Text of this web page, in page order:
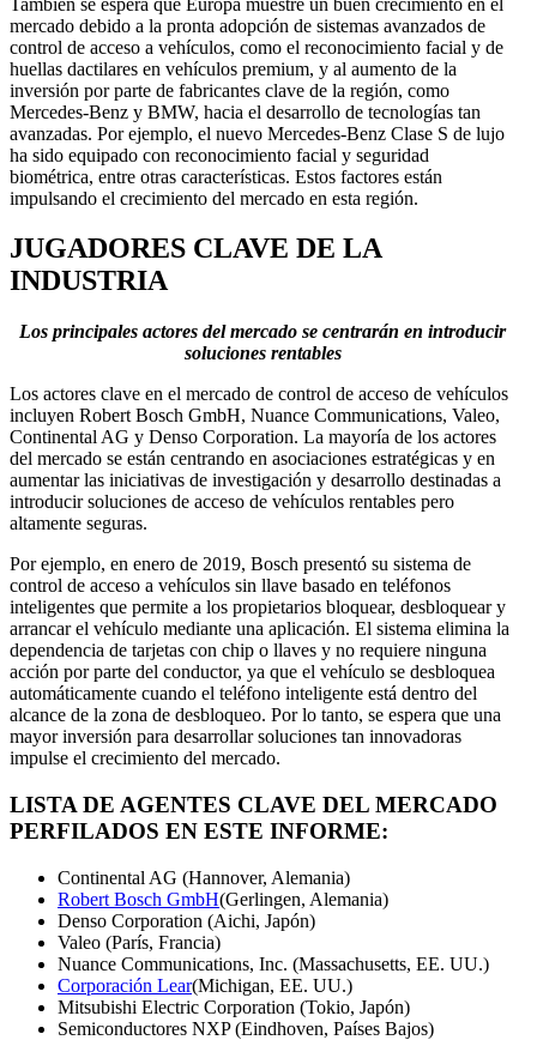
mercado debido a la pronta adopción de sistemas avanzados de
control de acceso a vehículos, como el reconocimiento facial y de
huellas dactilares en vehículos premium, y al aumento de la
inversión por parte de fabricantes clave de la región, como
Mercedes-Benz y BMW, hacia el desarrollo de tecnologías tan
avanzadas. Por ejemplo, el nuevo Mercedes-Benz Clase S de lujo
ha sido equipado con reconocimiento facial y seguridad
biométrica, entre otras características. Estos factores están
impulsando el crecimiento del mercado en esta región.
JUGADORES CLAVE DE LA
INDUSTRIA
Los principales actores del mercado se centrarán en introducir
soluciones rentables
Los actores clave en el mercado de control de acceso de vehículos
incluyen Robert Bosch GmbH, Nuance Communications, Valeo,
Continental AG y Denso Corporation. La mayoría de los actores
del mercado se están centrando en asociaciones estratégicas y en
aumentar las iniciativas de investigación y desarrollo destinadas a
introducir soluciones de acceso de vehículos rentables pero
altamente seguras.
Por ejemplo, en enero de 2019, Bosch presentó su sistema de
control de acceso a vehículos sin llave basado en teléfonos
inteligentes que permite a los propietarios bloquear, desbloquear y
arrancar el vehículo mediante una aplicación. El sistema elimina la
dependencia de tarjetas con chip o llaves y no requiere ninguna
acción por parte del conductor, ya que el vehículo se desbloquea
automáticamente cuando el teléfono inteligente está dentro del
alcance de la zona de desbloqueo. Por lo tanto, se espera que una
mayor inversión para desarrollar soluciones tan innovadoras
impulse el crecimiento del mercado.
LISTA DE AGENTES CLAVE DEL MERCADO
PERFILADOS EN ESTE INFORME:
Continental AG (Hannover, Alemania)
Robert Bosch GmbH(Gerlingen, Alemania)
Denso Corporation (Aichi, Japón)
Valeo (París, Francia)
Nuance Communications, Inc. (Massachusetts, EE. UU.)
Corporación Lear(Michigan, EE. UU.)
Mitsubishi Electric Corporation (Tokio, Japón)
Semiconductores NXP (Eindhoven, Países Bajos)